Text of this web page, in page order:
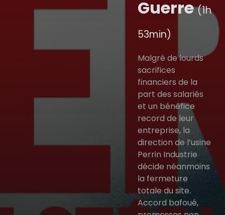
Guerre(1h
53min)
Malgré de lourds
sacrifices
financiers de la
part des salariés
et un bénéfice
record de leur
entreprise, la
direction de l’usine
Perrin Industrie
décide néanmoins
la fermeture
totale du site.
Accord bafoué,